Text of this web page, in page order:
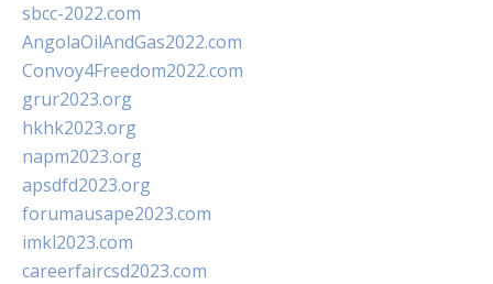
sbcc-2022.com
AngolaOilAndGas2022.com
Convoy4Freedom2022.com
grur2023.org
hkhk2023.org
napm2023.org
apsdfd2023.org
forumausape2023.com
imkl2023.com
careerfaircsd2023.com